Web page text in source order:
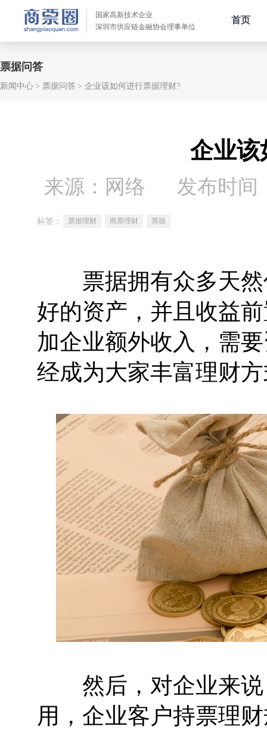
国家高新技术企业
深圳市供应链金融协会理事单位
首页
票据问答
新闻中心 票据问答 企业该如何进行票据理财?
企业该
来源：网络 发布时间
标签： 票据理财 商票理财 票据
票据拥有众多天然
好的资产，并且收益
加企业额外收入，需
经成为大家丰富理财
然后，对企业来说
用，企业客户持票理